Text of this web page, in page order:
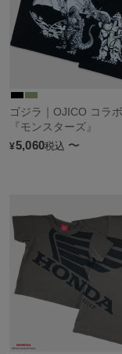
ゴジラ｜OJICO コラ
『モンスターズ』
¥5,060税込 〜